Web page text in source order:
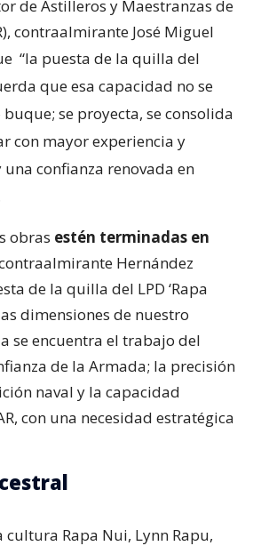
de Astilleros y Maestranzas de
contraalmirante José Miguel
“la puesta de la quilla del
que esa capacidad no se
se proyecta, se consolida
con mayor experiencia y
confianza renovada en
obras estén terminadas en
Hernández
de la quilla del LPD ‘Rapa
dimensiones de nuestro
se encuentra el trabajo del
de la Armada; la precisión
naval y la capacidad
con una necesidad estratégica
Rapa Nui, Lynn Rapu,